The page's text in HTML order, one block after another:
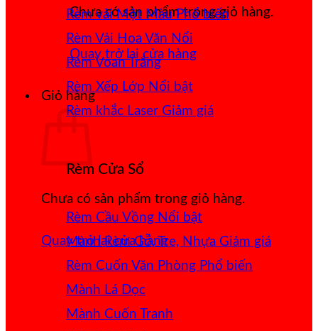
Chưa có sản phẩm trong giỏ hàng.
Quay trở lại cửa hàng
Giỏ hàng
Chưa có sản phẩm trong giỏ hàng.
Quay trở lại cửa hàng
Rèm vải Một Màu
Rèm Vải Hoa Văn Nổi
Rèm Voan Trắng
Rèm Xếp Lớp
Rèm khắc Laser
Rèm Cửa Sổ
Rèm Cầu Vồng
Mành Rèm Gỗ, Tre, Nhựa
Rèm Cuốn Văn Phòng
Mành Lá Dọc
Mành Cuốn Tranh